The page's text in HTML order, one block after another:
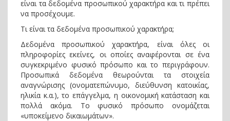
είναι τα δεδομένα προσωπικού χαρακτήρα και τι πρέπει
να προσέχουμε.
Τι είναι τα δεδομένα προσωπικού χαρακτήρα;
Δεδομένα προσωπικού χαρακτήρα, είναι όλες οι
πληροφορίες εκείνες, οι οποίες αναφέρονται σε ένα
συγκεκριμένο φυσικό πρόσωπο και το περιγράφουν.
Προσωπικά δεδομένα θεωρούνται τα στοιχεία
αναγνώρισης (ονοματεπώνυμο, διεύθυνση κατοικίας,
ηλικία κ.α.), το επάγγελμα, η οικονομική κατάσταση και
πολλά ακόμα. Το φυσικό πρόσωπο ονομάζεται
«υποκείμενο δικαιωμάτων».